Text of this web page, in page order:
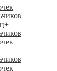
+